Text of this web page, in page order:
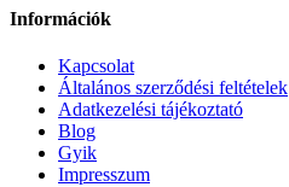
Információk
Kapcsolat
Általános szerződési feltételek
Adatkezelési tájékoztató
Blog
Gyik
Impresszum